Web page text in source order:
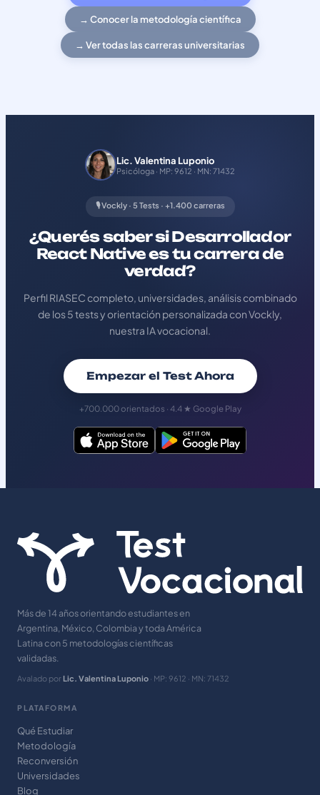
→ Conocer la metodología científica
→ Ver todas las carreras universitarias
Lic. Valentina Luponio
Psicóloga · MP: 9612 · MN: 71432
🎙️ Vockly · 5 Tests · +1.400 carreras
¿Querés saber si Desarrollador
React Native es tu carrera de
verdad?
Perfil RIASEC completo, universidades, análisis combinado
de los 5 tests y orientación personalizada con Vockly,
nuestra IA vocacional.
Empezar el Test Ahora
+700.000 orientados · 4.4 ★ Google Play
Más de 14 años orientando estudiantes en
Argentina, México, Colombia y toda América
Latina con 5 metodologías científicas
validadas.
Avalado por Lic. Valentina Luponio · MP: 9612 · MN: 71432
PLATAFORMA
Qué Estudiar
Metodología
Reconversión
Universidades
Blog